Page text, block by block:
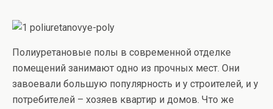
Полиуретановые полы в современной отделке
помещений занимают одно из прочных мест. Они
завоевали большую популярность и у строителей, и у
потребителей – хозяев квартир и домов. Что же